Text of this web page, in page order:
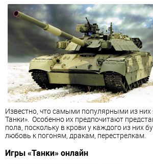
Известно, что самыми популярными из них
Танки». Особенно их предпочитают
пола, поскольку в крови у каждого из них
любовь к погоням, дракам, перестрелкам.
Игры «Танки» онлайн